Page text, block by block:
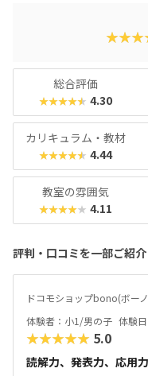
総合評価
★★★★★ 4.30
カリキュラム・教材
★★★★★ 4.44
教室の雰囲気
★★★★★ 4.11
評判・口コミを一部ご紹介
ドコモショップbono(ボー
体験者：小1/男の子 体験
★★★★★ 5.0
読解力、発表力、応用